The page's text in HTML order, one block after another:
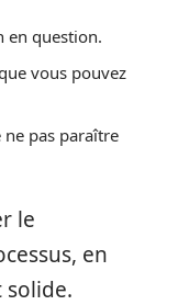
en question.
vous pouvez
pas paraître
le
en
solide.